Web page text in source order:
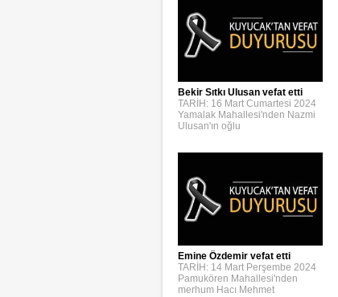
Bekir Sıtkı Ulusan vefat etti
TARİH: 16 Mart Cumartesi 2024
Yamalak Mahallesi'nden Nazmi
Ulusan'ın oğlu
Emine Özdemir vefat etti
TARİH: 14 Mart Perşembe 2024
Pamukören Mahallesi'nden
merhum Hacı Mehmet